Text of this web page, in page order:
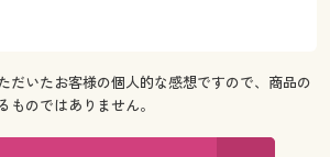
だいたお客様の個人的な感想ですので、商品の
ものではありません。